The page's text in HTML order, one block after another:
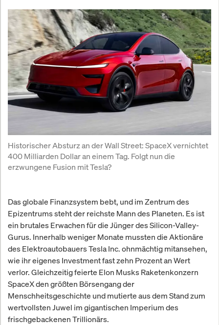
Historischer Absturz an der Wall Street: SpaceX vernichtet
400 Milliarden Dollar an einem Tag. Folgt nun die
erzwungene Fusion mit Tesla?
Das globale Finanzsystem bebt, und im Zentrum des
Epizentrums steht der reichste Mann des Planeten. Es ist
ein brutales Erwachen für die Jünger des Silicon-Valley-
Gurus. Innerhalb weniger Monate mussten die Aktionäre
des Elektroautobauers Tesla Inc. ohnmächtig mitansehen,
wie ihr eigenes Investment fast zehn Prozent an Wert
verlor. Gleichzeitig feierte Elon Musks Raketenkonzern
SpaceX den größten Börsengang der
Menschheitsgeschichte und mutierte aus dem Stand zum
wertvollsten Juwel im gigantischen Imperium des
frischgebackenen Trillionärs.